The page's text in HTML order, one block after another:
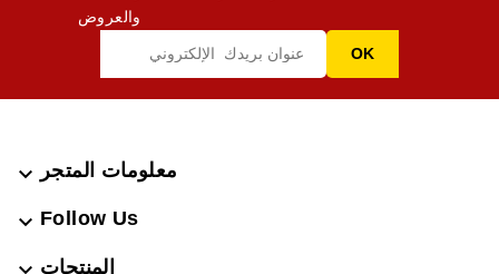
والعروض
معلومات المتجر 
Follow Us

المنتجات